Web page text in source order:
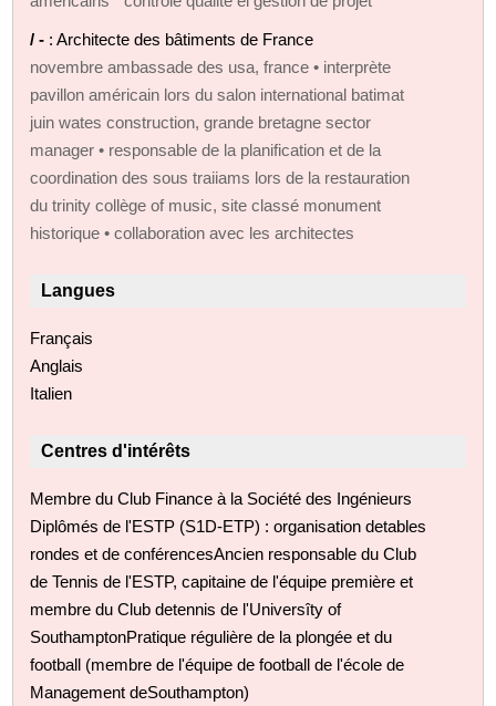
/ - : Architecte des bâtiments de France
novembre ambassade des usa, france • interprète
pavillon américain lors du salon international batimat
juin wates construction, grande bretagne sector
manager • responsable de la planification et de la
coordination des sous traiiams lors de la restauration
du trinity collège of music, site classé monument
historique • collaboration avec les architectes
Langues
Français
Anglais
Italien
Centres d'intérêts
Membre du Club Finance à la Société des Ingénieurs
Diplômés de l'ESTP (S1D-ETP) : organisation detables
rondes et de conférencesAncien responsable du Club
de Tennis de l'ESTP, capitaine de l'équipe première et
membre du Club detennis de l'Universîty of
SouthamptonPratique régulière de la plongée et du
football (membre de l'équipe de football de l'école de
Management deSouthampton)